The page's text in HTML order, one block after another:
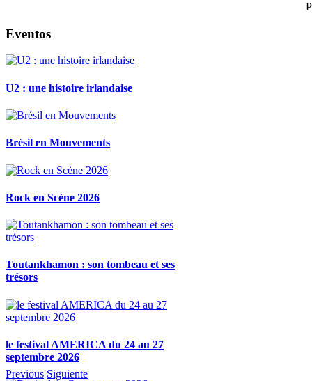
Eventos
U2 : une histoire irlandaise
Brésil en Mouvements
Rock en Scène 2026
Toutankhamon : son tombeau et ses
trésors
le festival AMERICA du 24 au 27
septembre 2026
Previous Siguiente